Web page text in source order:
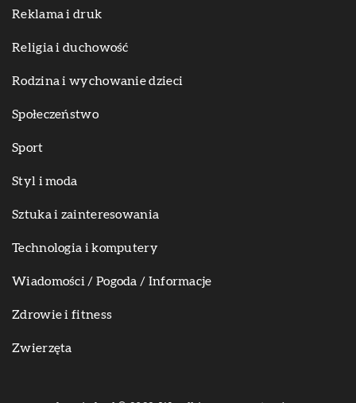
Reklama i druk
Religia i duchowość
Rodzina i wychowanie dzieci
Społeczeństwo
Sport
Styl i moda
Sztuka i zainteresowania
Technologia i komputery
Wiadomości / Pogoda / Informacje
Zdrowie i fitness
Zwierzęta